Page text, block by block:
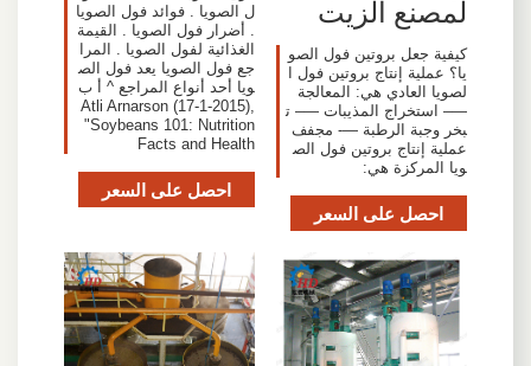
لمصنع الزيت
كيفية جعل بروتين فول الصو
يا؟ عملية إنتاج بروتين فول ا
لصويا العادي هي: المعالجة
—– استخراج المذيبات —– ت
بخر وجبة الرطبة —- مجفف
عملية إنتاج بروتين فول الص
ويا المركزة هي:
احصل على السعر
ل الصويا . فوائد فول الصويا
. أضرار فول الصويا . القيمة
الغذائية لفول الصويا . المرا
جع فول الصويا يعد فول الص
ويا أحد أنواع المراجع ^ أ ب
Atli Arnarson (17-1-2015),
"Soybeans 101: Nutrition
Facts and Health
احصل على السعر